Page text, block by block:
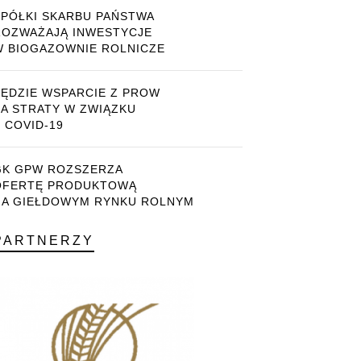
SKARBU PAŃSTWA
INWESTYCJE
BIOGAZOWNIE ROLNICZE
WSPARCIE Z PROW
STRATY W ZWIĄZKU
COVID-19
GPW ROZSZERZA
PRODUKTOWĄ
GIEŁDOWYM RYNKU ROLNYM